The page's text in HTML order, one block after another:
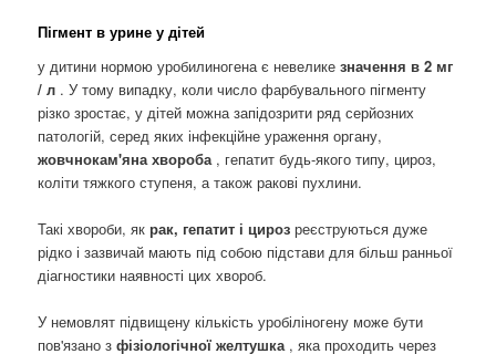
Пігмент в урине у дітей
у дитини нормою уробилиногена є невеликезначення в 2 мг
/ л . У тому випадку, коли число фарбувального пігменту
різко зростає, у дітей можна запідозрити ряд серйозних
патологій, серед яких інфекційне ураження органу,
жовчнокам'яна хвороба , гепатит будь-якого типу, цироз,
коліти тяжкого ступеня, а також ракові пухлини.
Такі хвороби, якрак, гепатит і цирозреєструються дуже
рідко і зазвичай мають під собою підстави для більш ранньої
діагностики наявності цих хвороб.
У немовлят підвищену кількість уробіліногену може бути
пов'язано зфізіологічної желтушка , яка проходить через